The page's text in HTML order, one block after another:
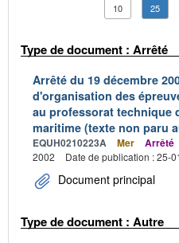
10 25
Type de document : Arrêté
Arrêté du 19 décembre
d'organisation des
au professorat technique
maritime (texte non paru
EQUH0210223A Mer Arrêté
2002
Date de publication : 25-
Document principal
Type de document : Autre